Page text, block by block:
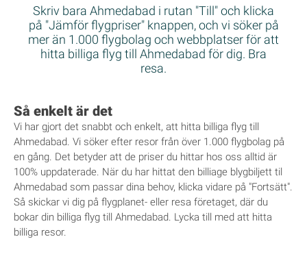
Skriv bara Ahmedabad i rutan "Till" och klicka
på "Jämför flygpriser" knappen, och vi söker på
mer än 1.000 flygbolag och webbplatser för att
hitta billiga flyg till Ahmedabad för dig. Bra
resa.
Så enkelt är det
Vi har gjort det snabbt och enkelt, att hitta billiga flyg till
Ahmedabad. Vi söker efter resor från över 1.000 flygbolag på
en gång. Det betyder att de priser du hittar hos oss alltid är
100% uppdaterade. När du har hittat den billiage blygbiljett til
Ahmedabad som passar dina behov, klicka vidare på "Fortsätt".
Så skickar vi dig på flygplanet- eller resa företaget, där du
bokar din billiga flyg till Ahmedabad. Lycka till med att hitta
billiga resor.